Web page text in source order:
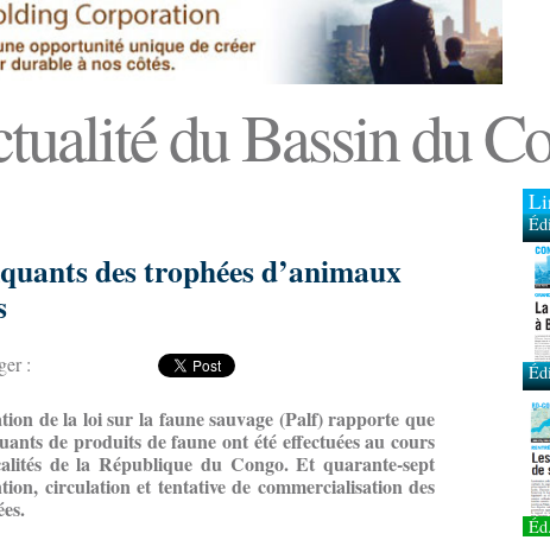
du Bassin du
des trophées d’animaux
:
de la loi sur la faune sauvage (Palf) rapporte que
de produits de faune ont été effectuées au cours
de la République du Congo. Et quarante-sept
circulation et tentative de commercialisation des